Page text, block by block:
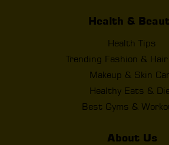
Health &
Health Tips
Trending Fashion &
Makeup & Skin
Healthy Eats &
Best Gyms &
About Us